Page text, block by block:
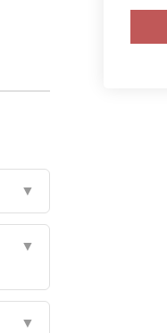
▼
▼
▼